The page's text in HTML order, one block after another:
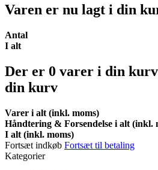
Varen er nu lagt i din
Antal
I alt
Der er 0 varer i din kurv
din kurv
Varer i alt (inkl. moms)
Håndtering & Forsendelse i alt (inkl.
I alt (inkl. moms)
Fortsæt indkøb Fortsæt til betaling
Kategorier